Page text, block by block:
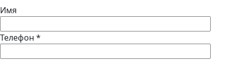
Имя
Телефон *